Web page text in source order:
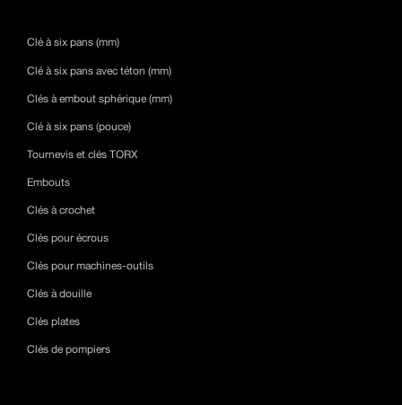
Clé à six pans (mm)
Clé à six pans avec téton (mm)
Clés à embout sphérique (mm)
Clé à six pans (pouce)
Tournevis et clés TORX
Embouts
Clés à crochet
Clés pour écrous
Clés pour machines-outils
Clés à douille
Clés plates
Clés de pompiers